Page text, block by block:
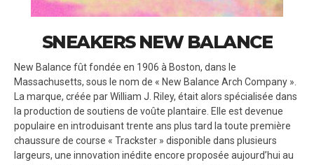
SNEAKERS NEW BALANCE
New Balance fût fondée en 1906 à Boston, dans le
Massachusetts, sous le nom de « New Balance Arch Company ».
La marque, créée par William J. Riley, était alors spécialisée dans
la production de soutiens de voûte plantaire. Elle est devenue
populaire en introduisant trente ans plus tard la toute première
chaussure de course « Trackster » disponible dans plusieurs
largeurs, une innovation inédite encore proposée aujourd’hui au